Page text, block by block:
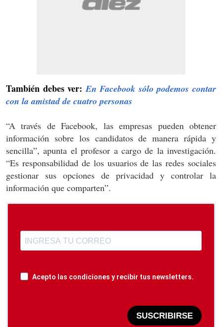
También debes ver:En Facebook sólo podemos contar
con la amistad de cuatro personas
“A través de Facebook, las empresas pueden obtener
información sobre los candidatos de manera rápida y
sencilla”, apunta el profesor a cargo de la investigación.
“Es responsabilidad de los usuarios de las redes sociales
gestionar sus opciones de privacidad y controlar la
información que comparten”.
Acepto las condiciones y recibir tus newsletters.
SUSCRIBIRSE